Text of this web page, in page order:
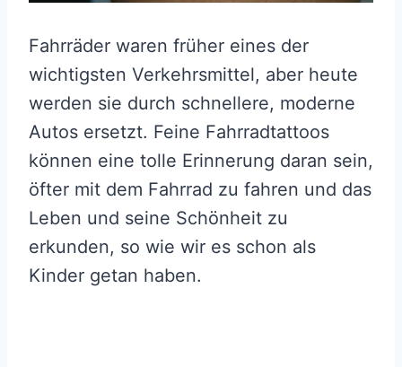
Fahrräder waren früher eines der
wichtigsten Verkehrsmittel, aber heute
werden sie durch schnellere, moderne
Autos ersetzt. Feine Fahrradtattoos
können eine tolle Erinnerung daran sein,
öfter mit dem Fahrrad zu fahren und das
Leben und seine Schönheit zu
erkunden, so wie wir es schon als
Kinder getan haben.